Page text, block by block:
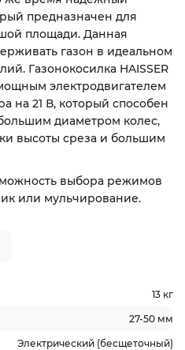
предназначен для
площади. Данная
газон в идеальном
Газонокосилка HAISSER
электродвигателем
на 21 В, который способен
диаметром колес,
высоты среза и большим
выбора режимов
или мульчирование.
13 кг
27-50 мм
Электрический (бесщеточный)